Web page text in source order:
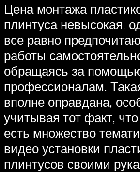
Цена монтажа
плинтуса невысокая,
все равно
работы
обращаясь за
профессионалам.
вполне оправдана,
учитывая тот факт,
есть множество
видео установки
плинтусов своими